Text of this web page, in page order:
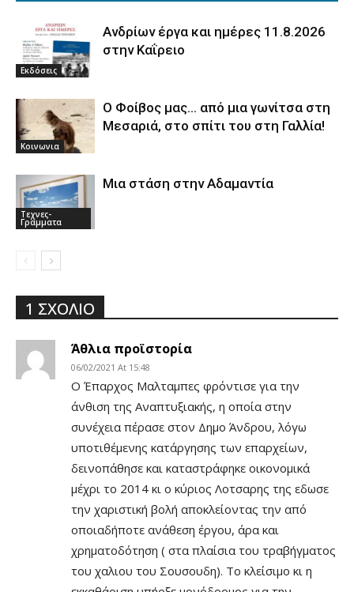
Εκδόσεις
Ανδρίων έργα και ημέρες 11.8.2026
στην Καΐρειο
Κοινωνια
Ο Φοίβος μας… από μια γωνίτσα στη
Μεσαριά, στο σπίτι του στη Γαλλία!
Τεχνες-
Γραμματα
Μια στάση στην Αδαμαντία
1 ΣΧΟΛΙΟ
Άθλια προϊστορία
06/02/2021 At 15:48
Ο Έπαρχος Μαλταμπες φρόντισε για την
άνθιση της Αναπτυξιακής, η οποία στην
συνέχεια πέρασε στον Δημο Άνδρου, λόγω
υποτιθέμενης κατάργησης των επαρχείων,
δεινοπάθησε και καταστράφηκε οικονομικά
μέχρι το 2014 κι ο κύριος Λοτσαρης της εδωσε
την χαριστική βολή αποκλείοντας την από
οποιαδήποτε ανάθεση έργου, άρα και
χρηματοδότηση ( στα πλαίσια του τραβήγματος
του χαλιου του Σουσουδη). Το κλείσιμο κι η